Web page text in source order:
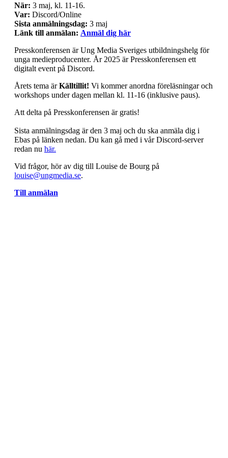
När: 3 maj, kl. 11-16.
Var: Discord/Online
Sista anmälningsdag: 3 maj
Länk till anmälan: Anmäl dig här
Presskonferensen är Ung Media Sveriges utbildningshelg för
unga medieproducenter. År 2025 är Presskonferensen ett
digitalt event på Discord.
Årets tema ärKälltillit! Vi kommer anordna föreläsningar och
workshops under dagen mellan kl. 11-16 (inklusive paus).
Att delta på Presskonferensen är gratis!
Sista anmälningsdag är den 3 maj och du ska anmäla dig i
Ebas på länken nedan. Du kan gå med i vår Discord-server
redan nu här.
Vid frågor, hör av dig till Louise de Bourg på
louise@ungmedia.se.
Till anmälan